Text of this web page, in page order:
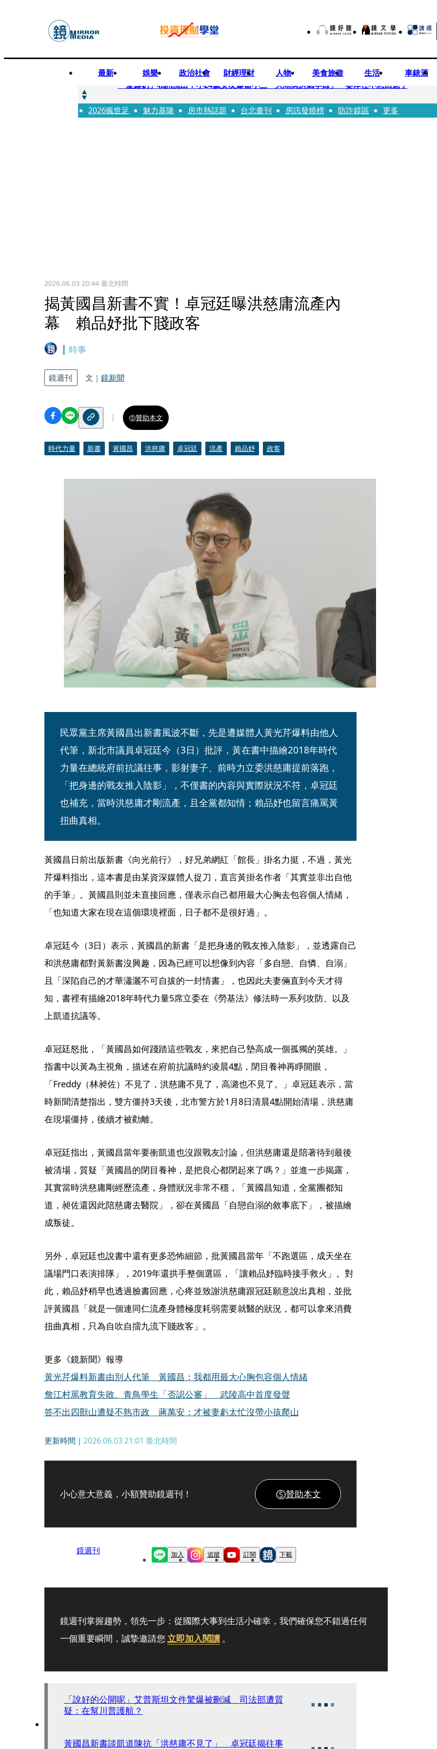
最新 娛樂 政治社會 財經理財 人物 美食旅遊 生活 車錶酒
快訊
「愛露奶」私訊流出！小24歲女友爆當小三「大鬧病房氣孕婦」 姜厚任不忍回應了
快訊
台玻夫人稱長子抑鬱輕生 兒媳譚以欣：若愛只在完全順從才給予，就不是無條件的愛
2026瘋世足 魅力基隆 房市熱話題 台北畫刊 房訊發燒榜 防詐鏡區 更多
2026.06.03 20:44臺北時間
揭黃國昌新書不實！卓冠廷曝洪慈庸流產內
幕 賴品妤批下賤政客
時事
鏡週刊 文｜ 鏡新聞
贊助本文
時代力量 新書 黃國昌 洪慈庸 卓冠廷 流產 賴品妤 政客
民眾黨主席黃國昌出新書風波不斷，先是遭媒體人黃光芹爆料由他人
代筆，新北市議員卓冠廷今（3日）批評，黃在書中描繪2018年時代
力量在總統府前抗議往事，影射妻子、前時力立委洪慈庸提前落跑，
「把身邊的戰友推入陰影」，不僅書的內容與實際狀況不符，卓冠廷
也補充，當時洪慈庸才剛流產，且全黨都知情；賴品妤也留言痛罵黃
扭曲真相。
黃國昌日前出版新書《向光前行》，好兄弟網紅「館長」掛名力挺，不過，黃光
芹爆料指出，這本書是由某資深媒體人捉刀，直言黃掛名作者「其實並非出自他
的手筆」。黃國昌則並未直接回應，僅表示自己都用最大心胸去包容個人情緒，
「也知道大家在現在這個環境裡面，日子都不是很好過」。
卓冠廷今（3日）表示，黃國昌的新書「是把身邊的戰友推入陰影」，並透露自己
和洪慈庸都對黃新書沒興趣，因為已經可以想像到內容「多自戀、自憐、自溺」
且「深陷自己的才華瀟灑不可自拔的一封情書」，也因此夫妻倆直到今天才得
知，書裡有描繪2018年時代力量5席立委在《勞基法》修法時一系列攻防、以及
上凱道抗議等。
卓冠廷怒批，「黃國昌如何踐踏這些戰友，來把自己墊高成一個孤獨的英雄。」
指書中以黃為主視角，描述在府前抗議時約凌晨4點，閉目養神再睜開眼，
「Freddy（林昶佐）不見了，洪慈庸不見了，高潞也不見了。」卓冠廷表示，當
時新聞清楚指出，雙方僵持3天後，北市警方於1月8日清晨4點開始清場，洪慈庸
在現場僵持，後續才被勸離。
卓冠廷指出，黃國昌當年要衝凱道也沒跟戰友討論，但洪慈庸還是陪著待到最後
被清場，質疑「黃國昌的閉目養神，是把良心都閉起來了嗎？」並進一步揭露，
其實當時洪慈庸剛經歷流產，身體狀況非常不穩，「黃國昌知道，全黨團都知
道，昶佐還因此陪慈庸去醫院」，卻在黃國昌「自戀自溺的敘事底下」，被描繪
成叛徒。
另外，卓冠廷也說書中還有更多恐怖細節，批黃國昌當年「不跑選區，成天坐在
議場門口表演排隊」，2019年還拱手整個選區，「讓賴品妤臨時接手救火」。對
此，賴品妤稍早也透過臉書回應，心疼並致謝洪慈庸跟冠廷願意說出真相，並批
評黃國昌「就是一個連同仁流產身體極度耗弱需要就醫的狀況，都可以拿來消費
扭曲真相，只為自吹自擂九流下賤政客」。
更多《鏡新聞》報導
黃光芹爆料新書由別人代筆 黃國昌：我都用最大心胸包容個人情緒
詹江村罵教育失敗、青鳥學生「否認公審」 武陵高中首度發聲
答不出四獸山遭疑不熟市政 蔣萬安：才被妻虧太忙沒帶小孩爬山
更新時間｜ 2026.06.03 21:01 臺北時間
小心意大意義，小額贊助鏡週刊！ 贊助本文
鏡週刊 加入 追蹤 訂閱 下載
鏡週刊掌握趨勢，領先一步：從國際大事到生活小確幸，我們確保您不錯過任何
一個重要瞬間，誠摯邀請您 立即加入閱讀 。
「說好的公開呢」艾普斯坦文件驚爆被刪減 司法部遭質
疑：在幫川普護航？
黃國昌新書談凱道陳抗「洪慈庸不見了」 卓冠廷揭往事